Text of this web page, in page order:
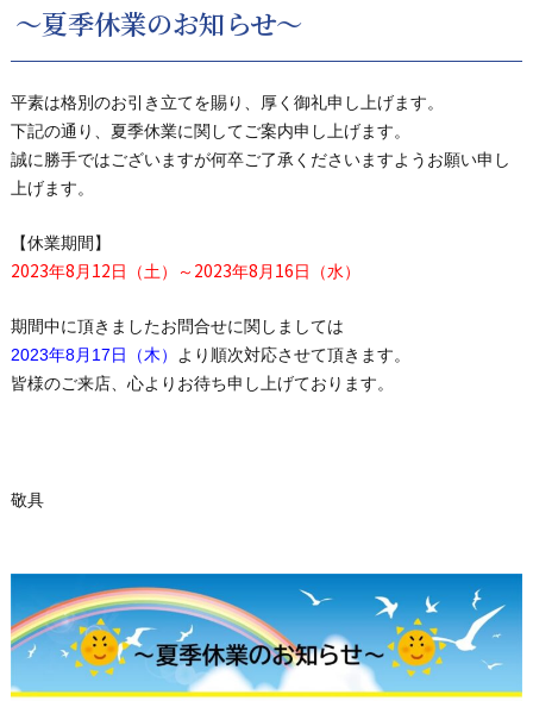
～夏季休業のお知らせ～
平素は格別のお引き立てを賜り、厚く御礼申し上げます。
下記の通り、 夏季休業に関してご案内申し上げます。
誠に勝手ではございますが何卒ご了承くださいますようお願い申し
上げます。
【休業期間】
2023年8 月 12 日（土）～ 2023年8 月 16 日（水）
期間中に頂きましたお問合せに関しましては
2023年8月 17 日（木 ） より順次対応させて頂きます。
皆様のご来店、心よりお待ち申し上げております。
敬具